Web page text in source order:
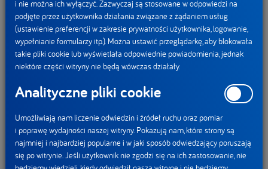
publikacji „Biznes na rzecz zmiany”.
„W grupie spółek DANONE zdajemy sobie sprawę, że
każdy rodzaj działalności człowieka zostawia na Ziemi
swój ślad. Dlatego skrupulatnie obliczamy nasz ”ślad
węglowy”, analizujemy go oraz podejmujemy działania
ukierunkowane na jego redukcję. W naszych
fabrykach wdrażamy innowacyjne technologie,
pozwalające zmniejszyć zużycie energii elektrycznej
oraz ciepła w procesie produkcyjnym.
i nie można ich wyłączyć. Zazwyczaj są stosowane w odpowiedzi na
podjęte przez użytkownika działania związane z żądaniem usług
(ustawienie preferencji w zakresie prywatności użytkownika, logowanie,
wypełnianie formularzy itp.). Można ustawić przeglądarkę, aby blokowała
takie pliki cookie lub wyświetlała odpowiednie powiadomienia, jednak
niektóre części witryny nie będą wówczas działały.
Analityczne pliki cookie
Umożliwiają nam liczenie odwiedzin i źródeł ruchu oraz pomiar
i poprawę wydajności naszej witryny. Pokazują nam, które strony są
najmniej i najbardziej popularne i w jaki sposób odwiedzający poruszają
się po witrynie. Jeśli użytkownik nie zgodzi się na ich zastosowanie, nie